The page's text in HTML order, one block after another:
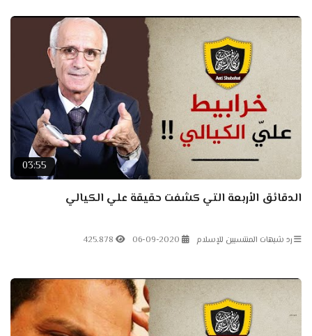
03:55
الدقائق الأربعة التي كشفت حقيقة علي الكيالي
رد شبهات المنتسبين للإسلام 06-09-2020
425.878